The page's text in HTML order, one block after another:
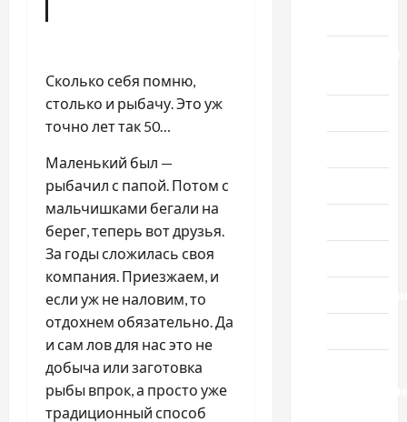
Сколько себя помню,
столько и рыбачу. Это уж
точно лет так 50…
Маленький был —
рыбачил с папой. Потом с
мальчишками бегали на
берег, теперь вот друзья.
За годы сложилась своя
компания. Приезжаем, и
если уж не наловим, то
отдохнем обязательно. Да
и сам лов для нас это не
добыча или заготовка
рыбы впрок, а просто уже
традиционный способ